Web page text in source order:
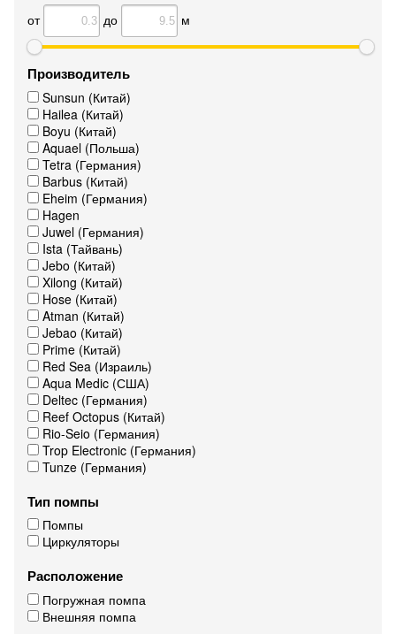
от до м
Производитель
Sunsun (Китай)
Hailea (Китай)
Boyu (Китай)
Aquael (Польша)
Tetra (Германия)
Barbus (Китай)
Eheim (Германия)
Hagen
Juwel (Германия)
Ista (Тайвань)
Jebo (Китай)
Xilong (Китай)
Hose (Китай)
Atman (Китай)
Jebao (Китай)
Prime (Китай)
Red Sea (Израиль)
Aqua Medic (США)
Deltec (Германия)
Reef Octopus (Китай)
Rio-Seio (Германия)
Trop Electronic (Германия)
Tunze (Германия)
Тип помпы
Помпы
Циркуляторы
Расположение
Погружная помпа
Внешняя помпа